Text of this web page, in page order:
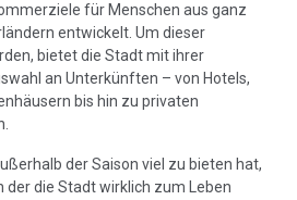
für Menschen aus ganz
entwickelt. Um dieser
bietet die Stadt mit ihrer
an Unterkünften – von Hotels,
bis hin zu privaten
der Saison viel zu bieten hat,
der die Stadt wirklich zum Leben